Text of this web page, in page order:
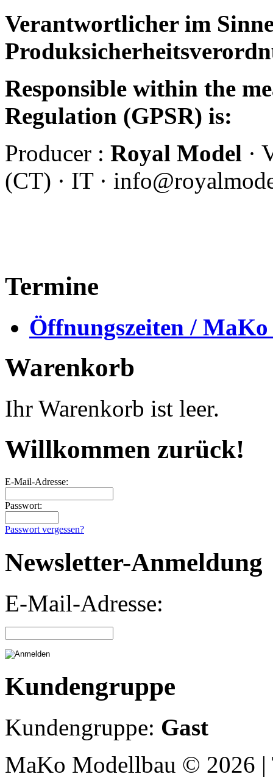
Verantwortlicher im
Responsible within the
Regulation (GPSR) is:
Producer : Royal Model ·
(CT) · IT ·
Termine
Öffnungszeiten /
Warenkorb
Ihr Warenkorb ist leer.
Willkommen zurück!
E-Mail-Adresse:
Passwort:
Passwort vergessen?
Newsletter-Anmeldung
E-Mail-Adresse:
Kundengruppe
Kundengruppe: Gast
MaKo Modellbau © 2026